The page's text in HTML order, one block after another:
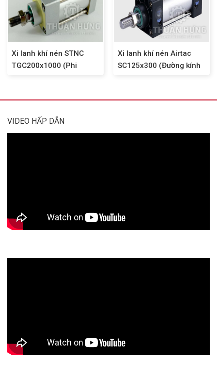
Xi lanh khí nén STNC
TGC200x1000 (Phi
Xi lanh khí nén Airtac
SC125x300 (Đường kính
VIDEO HẤP DẪN